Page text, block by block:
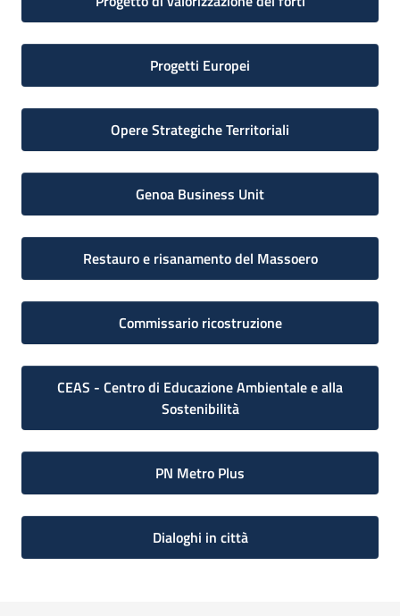
Progetti Europei
Opere Strategiche Territoriali
Genoa Business Unit
Restauro e risanamento del Massoero
Commissario ricostruzione
CEAS - Centro di Educazione Ambientale e alla
Sostenibilità
PN Metro Plus
Dialoghi in città